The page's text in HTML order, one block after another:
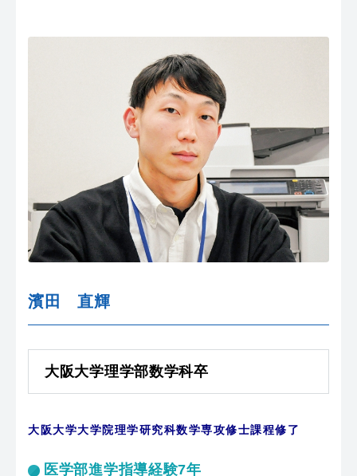
濱田 直輝
大阪大学理学部数学科卒
大阪大学大学院理学研究科数学専攻修士課程修了
医学部進学指導経験7年